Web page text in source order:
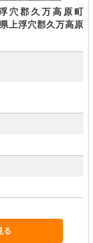
穴郡久万高原町
上浮穴郡久万高原
る